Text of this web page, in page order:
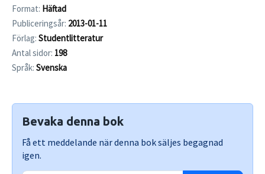
Format: Häftad
Publiceringsår: 2013-01-11
Förlag: Studentlitteratur
Antal sidor: 198
Språk: Svenska
Bevaka denna bok
Få ett meddelande när denna bok säljes begagnad
igen.